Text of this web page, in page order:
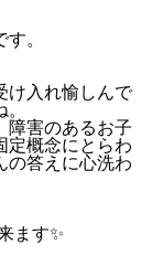
。
け入れ愉しんで
障害のあるお子
定概念にとらわ
の答えに心洗わ
ます✨